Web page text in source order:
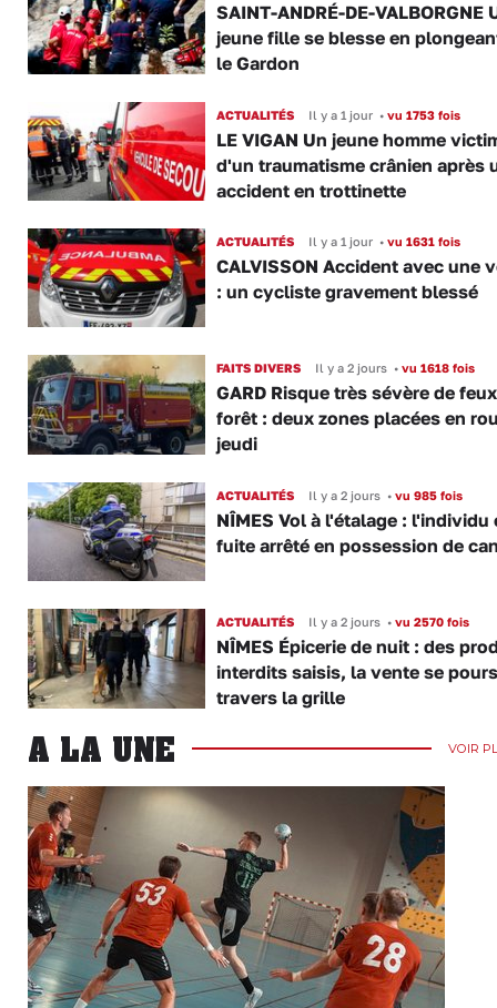
SAINT-ANDRÉ-DE-VALBORGNE
jeune fille se blesse en
le Gardon
ACTUALITÉS Il y a 1 jour •vu 1753 fois
LE VIGAN Un jeune homme
d'un traumatisme crânien après
accident en trottinette
ACTUALITÉS Il y a 1 jour •vu 1631 fois
CALVISSON Accident avec une
: un cycliste gravement blessé
FAITS DIVERS Il y a 2 jours •vu 1618 fois
GARD Risque très sévère de
forêt : deux zones placées en
jeudi
ACTUALITÉS Il y a 2 jours •vu 985 fois
NÎMES Vol à l'étalage : l'individu
fuite arrêté en possession de
ACTUALITÉS Il y a 2 jours •vu 2570 fois
NÎMES Épicerie de nuit : des
interdits saisis, la vente se
travers la grille
A LA UNE VOIR